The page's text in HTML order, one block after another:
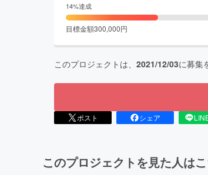
14%達成
目標金額300,000円
このプロジェクトは、 2021/12/03に募集
ポスト シェア
このプロジェクトを見た人は